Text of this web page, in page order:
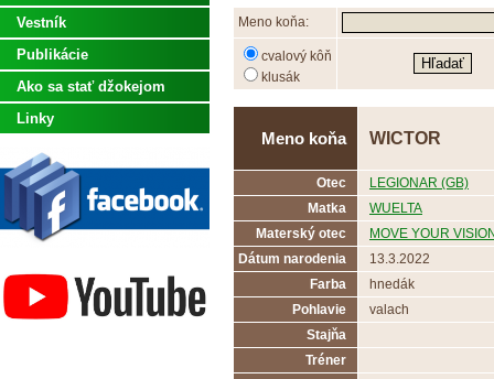
Meno koňa:
cvalový kôň
klusák
Meno koňa WICTOR
Otec
LEGIONAR (GB)
Matka
WUELTA
Materský otec
MOVE YOUR
Dátum narodenia
13.3.2022
Farba
hnedák
Pohlavie
valach
Stajňa
Tréner
Vestník
Publikácie
Ako sa stať džokejom
Linky